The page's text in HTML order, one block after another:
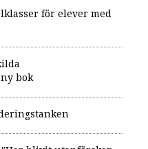
för elever med
bok